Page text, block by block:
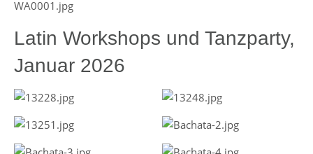
Latin Workshops und Tanzparty,
Januar 2026